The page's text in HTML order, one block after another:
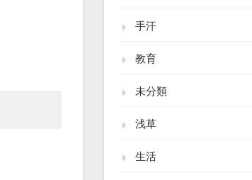
手汗
教育
未分類
浅草
生活